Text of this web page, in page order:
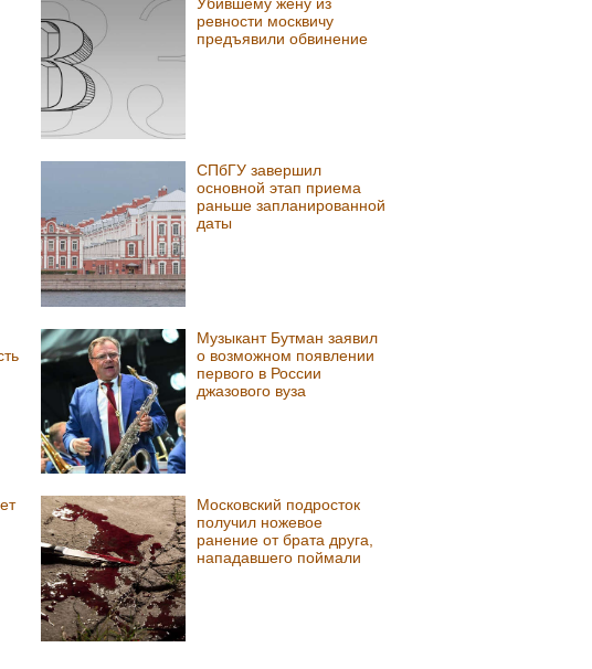
ревности москвичу
предъявили обвинение
СПбГУ завершил
основной этап приема
раньше запланированной
даты
Музыкант Бутман заявил
о возможном появлении
первого в России
джазового вуза
Московский подросток
получил ножевое
ранение от брата друга,
нападавшего поймали